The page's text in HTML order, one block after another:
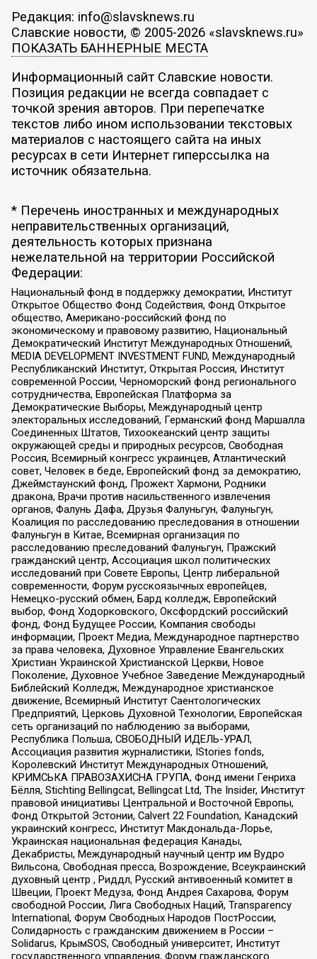
Редакция: info@slavsknews.ru
Славские новости, © 2005-2026 «slavsknews.ru»
ПОКАЗАТЬ БАННЕРНЫЕ МЕСТА
Информационный сайт Славские новости.
Позиция редакции не всегда совпадает с
точкой зрения авторов. При перепечатке
текстов либо ином использовании текстовых
материалов с настоящего сайта на иных
ресурсах в сети Интернет гиперссылка на
источник обязательна.
* Перечень иностранных и международных
неправительственных организаций,
деятельность которых признана
нежелательной на территории Российской
Федерации:
Национальный фонд в поддержку демократии, Институт
Открытое Общество Фонд Содействия, Фонд Открытое
общество, Американо-российский фонд по
экономическому и правовому развитию, Национальный
Демократический Институт Международных Отношений,
MEDIA DEVELOPMENT INVESTMENT FUND, Международный
Республиканский Институт, Открытая Россия, Институт
современной России, Черноморский фонд регионального
сотрудничества, Европейская Платформа за
Демократические Выборы, Международный центр
электоральных исследований, Германский фонд Маршалла
Соединенных Штатов, Тихоокеанский центр защиты
окружающей среды и природных ресурсов, Свободная
Россия, Всемирный конгресс украинцев, Атлантический
совет, Человек в беде, Европейский фонд за демократию,
Джеймстаунский фонд, Прожект Хармони, Родники
дракона, Врачи против насильственного извлечения
органов, Фалунь Дафа, Друзья Фалуньгун, Фалуньгун,
Коалиция по расследованию преследования в отношении
Фалуньгун в Китае, Всемирная организация по
расследованию преследований Фалуньгун, Пражский
гражданский центр, Ассоциация школ политических
исследований при Совете Европы, Центр либеральной
современности, Форум русскоязычных европейцев,
Немецко-русский обмен, Бард колледж, Европейский
выбор, Фонд Ходорковского, Оксфордский российский
фонд, Фонд Будущее России, Компания свободы
информации, Проект Медиа, Международное партнерство
за права человека, Духовное Управление Евангельских
Христиан Украинской Христианской Церкви, Новое
Поколение, Духовное Учебное Заведение Международный
Библейский Колледж, Международное христианское
движение, Всемирный Институт Саентологических
Предприятий, Церковь Духовной Технологии, Европейская
сеть организаций по наблюдению за выборами,
Республика Польша, СВОБОДНЫЙ ИДЕЛЬ-УРАЛ,
Ассоциация развития журналистики, IStories fonds,
Королевский Институт Международных Отношений,
КРИМСЬКА ПРАВОЗАХИСНА ГРУПА, Фонд имени Генриха
Бёлля, Stichting Bellingcat, Bellingcat Ltd, The Insider, Институт
правовой инициативы Центральной и Восточной Европы,
Фонд Открытой Эстонии, Calvert 22 Foundation, Канадский
украинский конгресс, Институт Макдональда-Лорье,
Украинская национальная федерация Канады,
Декабристы, Международный научный центр им Вудро
Вильсона, Свободная пресса, Возрождение, Всеукраинский
духовный центр , Риддл, Русский антивоенный комитет в
Швеции, Проект Медуза, Фонд Андрея Сахарова, Форум
свободной России, Лига Свободных Наций, Transparеncy
International, Форум Свободных Народов ПостРоссии,
Солидарность с гражданским движением в России –
Solidarus, КрымSOS, Свободный университет, Институт
государственного управления, Форум гражданского